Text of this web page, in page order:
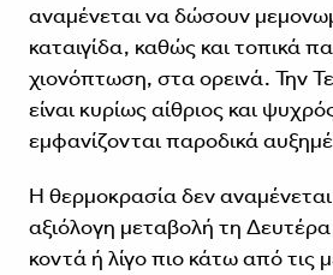
αναμένεται να δώσουν
καταιγίδα, καθώς και τοπικά
χιονόπτωση, στα ορεινά. Την
είναι κυρίως αίθριος και
εμφανίζονται παροδικά
Η θερμοκρασία δεν
αξιόλογη μεταβολή τη
κοντά ή λίγο πιο κάτω από τις